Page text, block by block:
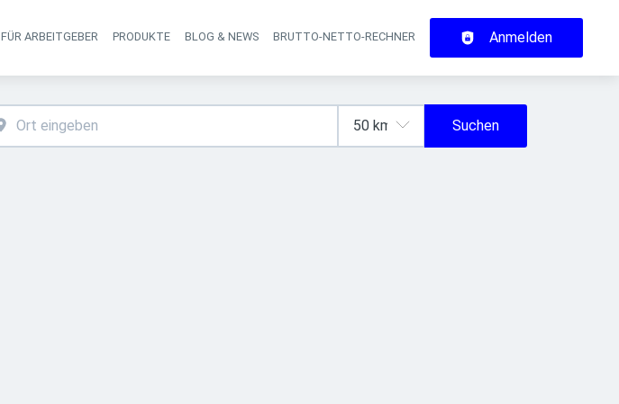
Haupt-Navigation
FÜR ARBEITGEBER PRODUKTE BLOG & NEWS BRUTTO-NETTO-RECHNER Anmelden
Suchen